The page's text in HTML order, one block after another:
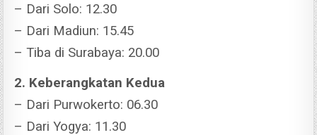
– Dari Solo: 12.30
– Dari Madiun: 15.45
– Tiba di Surabaya: 20.00
2. Keberangkatan Kedua
– Dari Purwokerto: 06.30
– Dari Yogya: 11.30